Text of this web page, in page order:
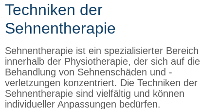
Techniken der
Sehnentherapie
Sehnentherapie ist ein spezialisierter Bereich
innerhalb der Physiotherapie, der sich auf die
Behandlung von Sehnenschäden und -
verletzungen konzentriert. Die Techniken der
Sehnentherapie sind vielfältig und können
individueller Anpassungen bedürfen.